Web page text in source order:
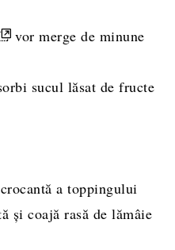
vor merge de minune
sucul lăsat de fructe
a toppingului
și coajă rasă de lămâie